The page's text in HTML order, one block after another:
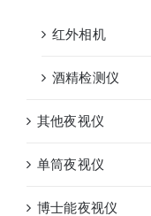
红外相机
酒精检测仪
其他夜视仪
单筒夜视仪
博士能夜视仪